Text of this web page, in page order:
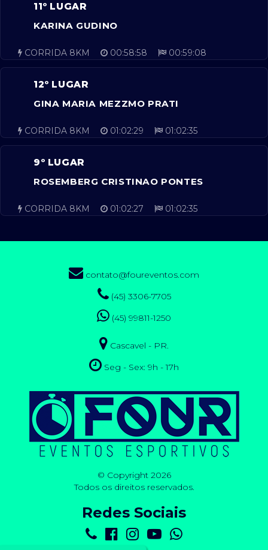
11º LUGAR
KARINA GUDINO
CORRIDA 8KM 00:58:58 00:59:08
12º LUGAR
GINA MARIA MEZZMO PRATI
CORRIDA 8KM 01:02:29 01:02:35
9º LUGAR
ROSEMBERG CRISTINAO PONTES
CORRIDA 8KM 01:02:27 01:02:35
contato@foureventos.com
(45) 3306-7705
(45) 99811-1250
Cascavel - PR.
Seg - Sex: 9h - 17h
© Copyright 2026
Todos os direitos reservados.
Redes Sociais